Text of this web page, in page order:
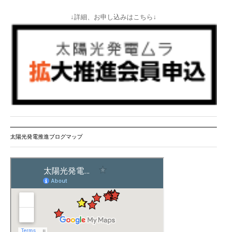
↓詳細、お申し込みはこちら↓
太陽光発電推進ブログマップ